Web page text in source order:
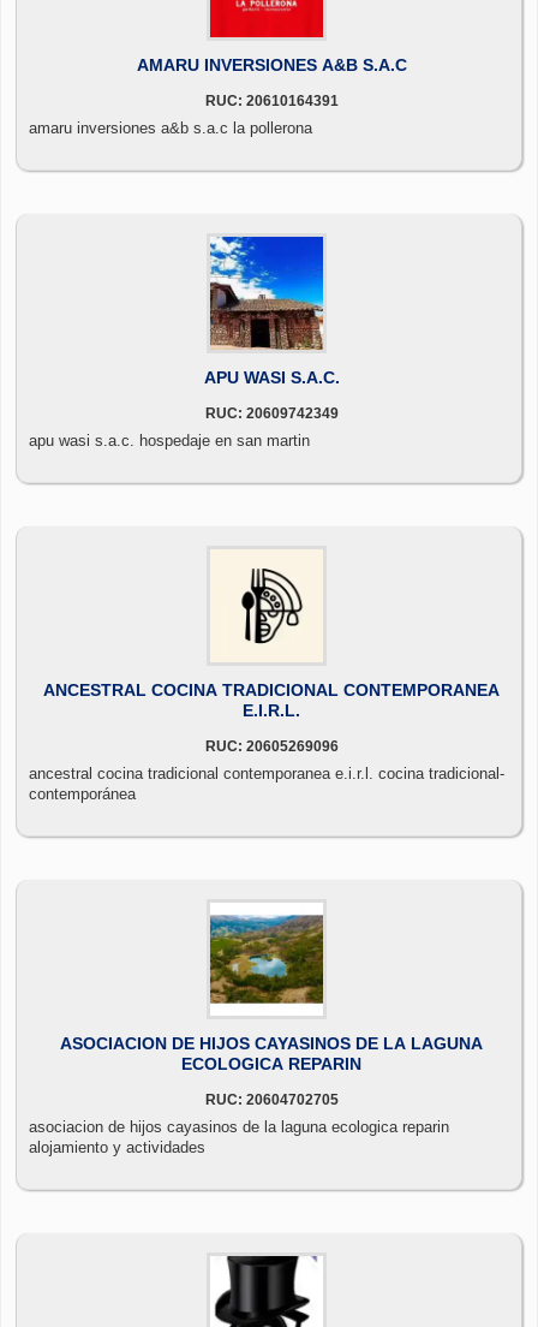
AMARU INVERSIONES A&B S.A.C
RUC: 20610164391
amaru inversiones a&b s.a.c la pollerona
APU WASI S.A.C.
RUC: 20609742349
apu wasi s.a.c. hospedaje en san martin
ANCESTRAL COCINA TRADICIONAL CONTEMPORANEA
E.I.R.L.
RUC: 20605269096
ancestral cocina tradicional contemporanea e.i.r.l. cocina tradicional-
contemporánea
ASOCIACION DE HIJOS CAYASINOS DE LA LAGUNA
ECOLOGICA REPARIN
RUC: 20604702705
asociacion de hijos cayasinos de la laguna ecologica reparin
alojamiento y actividades